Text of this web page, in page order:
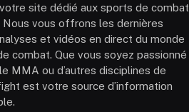
site dédié aux sports de combat
Nous vous offrons les dernières
et vidéos en direct du monde
combat. Que vous soyez passionné
MMA ou d’autres disciplines de
est votre source d’information